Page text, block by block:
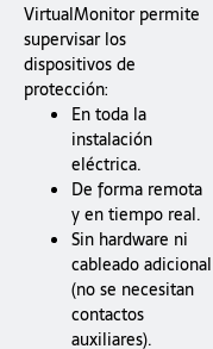
VirtualMonitor permite
supervisar los
dispositivos de
protección:
En toda la
instalación
eléctrica.
De forma remota
y en tiempo real.
Sin hardware ni
cableado adicional
(no se necesitan
contactos
auxiliares).